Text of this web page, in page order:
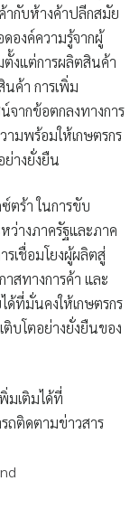
ากับห้างค้าปลีกสมัย
องค์ความรู้จากผู้
งแต่การผลิตสินค้า
นค้า การเพิ่ม
จากข้อตกลงทางการ
ามพร้อมให้เกษตรกร
ย่างยั่งยืน
ตร้า ในการขับ
ว่างภาครัฐและภาค
รเชื่อมโยงผู้ผลิตสู่
สทางการค้า และ
ด้ที่มั่นคงให้เกษตรกร
ติบโตอย่างยั่งยืนของ
มเติมได้ที่
ถติดตามข่าวสาร